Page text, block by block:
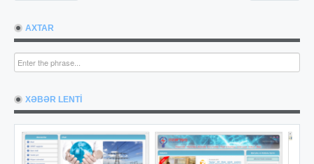
AXTAR
XƏBƏR LENTİ